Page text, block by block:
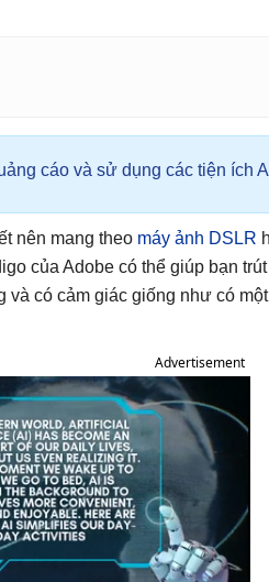
cáo và sử dụng các tiện ích AI
nên mang theo máy ảnh DSLR
của Adobe có thể giúp bạn
có cảm giác giống như có
Advertisement